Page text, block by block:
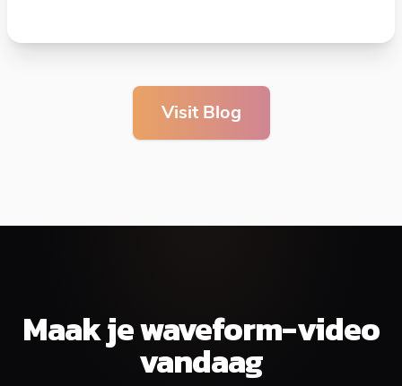
Visit Blog
Maak je waveform-video
vandaag